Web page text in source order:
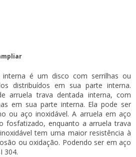
é um disco com serrilhas ou
distribuídos em sua parte interna.
arruela trava dentada interna, com
em sua parte interna. Ela pode ser
ou aço inoxidável. A arruela em aço
fosfatizado, enquanto aarruela trava
tem uma maior resistência à
ou oxidação. Podendo ser em aço
304.